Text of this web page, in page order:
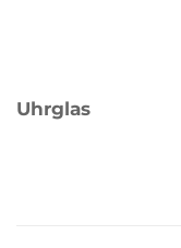
Uhrglas